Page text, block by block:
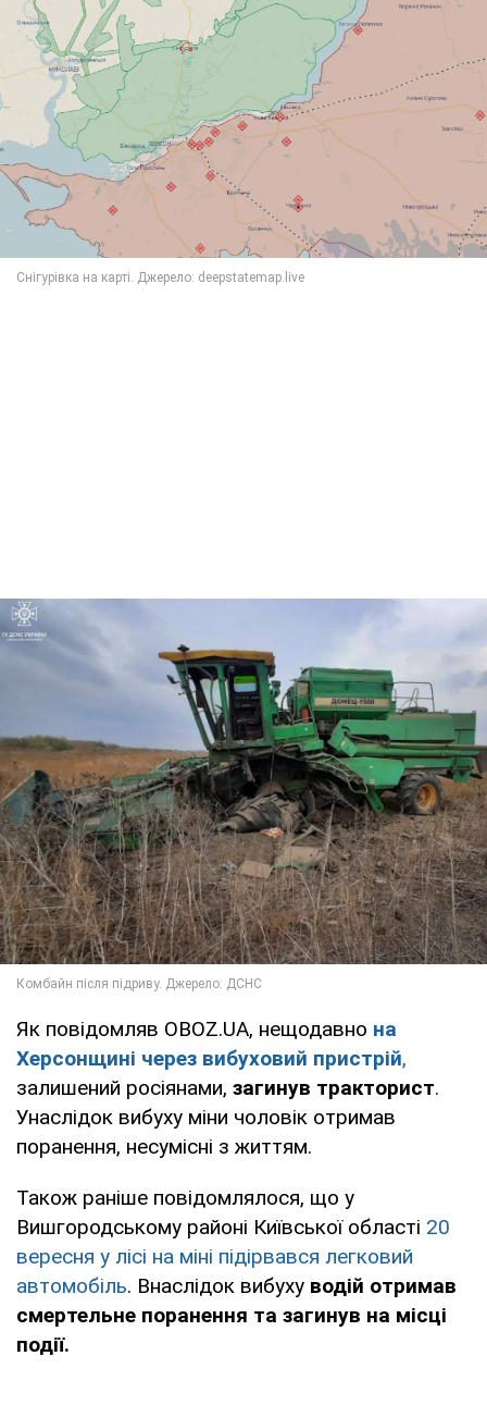
Як повідомляв OBOZ.UA, нещодавно на
Херсонщині через вибуховий пристрій,
залишений росіянами, загинув тракторист.
Унаслідок вибуху міни чоловік отримав
поранення, несумісні з життям.
Також раніше повідомлялося, що у
Вишгородському районі Київської області 20
вересня у лісі на міні підірвався легковий
автомобіль. Внаслідок вибуху водій отримав
смертельне поранення та загинув на місці
події.